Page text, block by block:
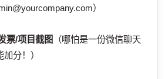
）
票/项目截图
（哪怕是一份微信聊天
分！）